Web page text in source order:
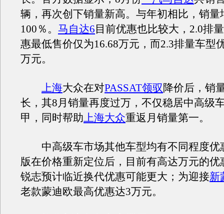
辆，再次创下销量新高。与年初相比，销量
100％。 马自达6目前优惠也比较大，2.0排
惠最低售价仅为16.68万元，而2.3排量车型
万元。
上海大众在对PASSAT领驭降价后，销
长，其8月销量再度过万，不仅稳居中高级
甲，同时帮助上海大众重返月销量第一。
中高级车市场其他车型均有不同程度优
版在价格重新定位后，目前有高达万元的优
锐志预计临近换代优惠可能更大；为迎接新
老款蒙迪欧最高优惠达3万元。